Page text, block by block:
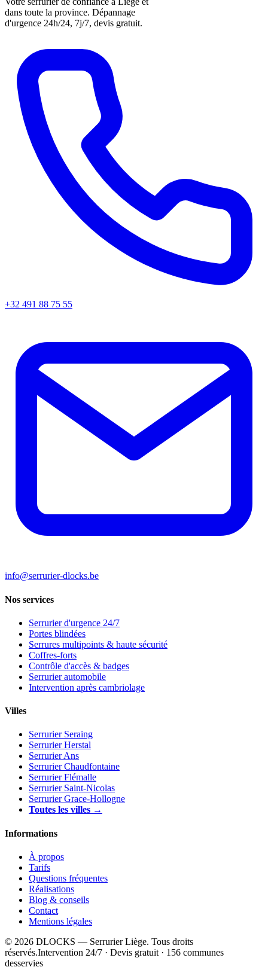
dans toute la province. Dépannage
d'urgence 24h/24, 7j/7, devis gratuit.
+32 491 88 75 55
info@serrurier-dlocks.be
Nos services
Serrurier d'urgence 24/7
Portes blindées
Serrures multipoints & haute sécurité
Coffres-forts
Contrôle d'accès & badges
Serrurier automobile
Intervention après cambriolage
Villes
Serrurier Seraing
Serrurier Herstal
Serrurier Ans
Serrurier Chaudfontaine
Serrurier Flémalle
Serrurier Saint-Nicolas
Serrurier Grace-Hollogne
Toutes les villes →
Informations
À propos
Tarifs
Questions fréquentes
Réalisations
Blog & conseils
Contact
Mentions légales
© 2026 DLOCKS — Serrurier Liège. Tous droits
réservés.Intervention 24/7 · Devis gratuit · 156 communes
desservies